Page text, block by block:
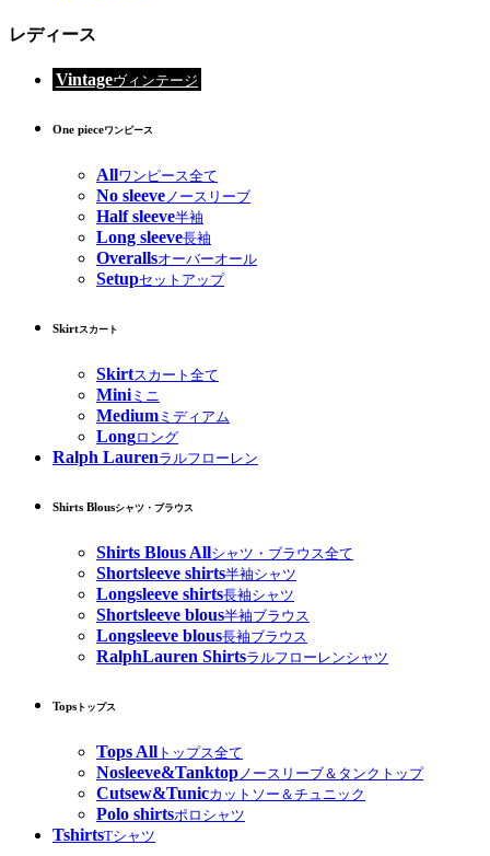
レディース
Vintageヴィンテージ
One pieceワンピース
Allワンピース全て
No sleeveノースリーブ
Half sleeve半袖
Long sleeve長袖
Overallsオーバーオール
Setupセットアップ
Skirtスカート
Skirtスカート全て
Miniミニ
Medium ミディアム
Longロング
Ralph Laurenラルフローレン
Shirts Blousシャツ・ブラウス
Shirts Blous Allシャツ・ブラウス全て
Shortsleeve shirts半袖シャツ
Longsleeve shirts長袖シャツ
Shortsleeve blous半袖ブラウス
Longsleeve blous長袖ブラウス
RalphLauren Shirtsラルフローレンシャツ
Tops トップス
Tops All トップス全て
Nosleeve&Tanktop ノースリーブ＆タンクトップ
Cutsew&Tunicカットソー＆チュニック
Polo shirtsポロシャツ
TshirtsTシャツ